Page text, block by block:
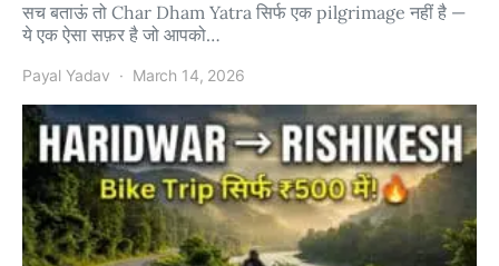
सच बताऊं तो Char Dham Yatra सिर्फ एक pilgrimage नहीं है —
ये एक ऐसा सफ़र है जो आपको…
Payal Yadav March 14, 2026